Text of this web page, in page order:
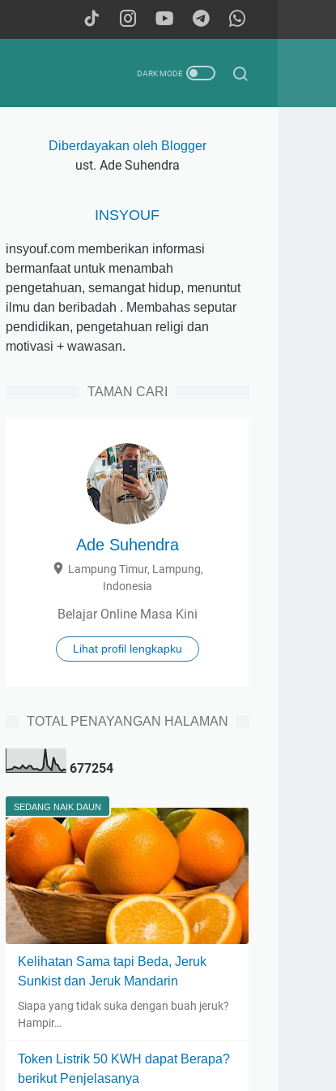
Diberdayakan oleh Blogger
ust. Ade Suhendra
INSYOUF
insyouf.com memberikan informasi
bermanfaat untuk menambah
pengetahuan, semangat hidup, menuntut
ilmu dan beribadah . Membahas seputar
pendidikan, pengetahuan religi dan
motivasi + wawasan.
TAMAN CARI
Ade Suhendra
Lampung Timur, Lampung,
Indonesia
Belajar Online Masa Kini
Lihat profil lengkapku
TOTAL PENAYANGAN HALAMAN
677254
SEDANG NAIK DAUN
Kelihatan Sama tapi Beda, Jeruk
Sunkist dan Jeruk Mandarin
Siapa yang tidak suka dengan buah jeruk?
Hampir…
Token Listrik 50 KWH dapat Berapa?
berikut Penjelasanya